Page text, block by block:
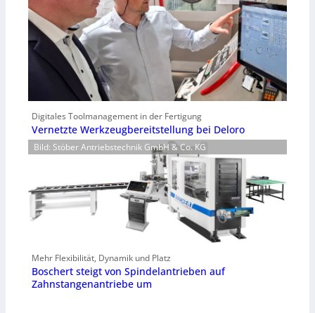
Digitales Toolmanagement in der Fertigung
Vernetzte Werkzeugbereitstellung bei Deloro
Bild: Stöber Antriebstechnik GmbH & Co. KG
Mehr Flexibilität, Dynamik und Platz
Boschert steigt von Spindelantrieben auf
Zahnstangenantriebe um